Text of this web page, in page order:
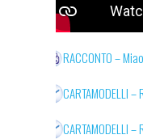
RACCONTO –
CARTAMODELLI
CARTAMODELLI